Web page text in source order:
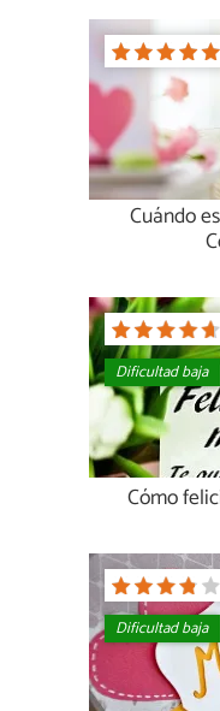
Cuándo
Dificultad baja
Cómo
Dificultad baja